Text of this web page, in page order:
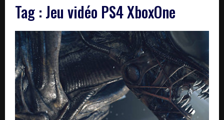
Tag : Jeu vidéo PS4 XboxOne